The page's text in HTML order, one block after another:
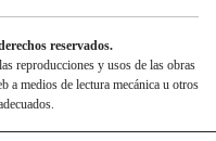
reservados.
reproducciones y usos de las obras
a medios de lectura mecánica u otros